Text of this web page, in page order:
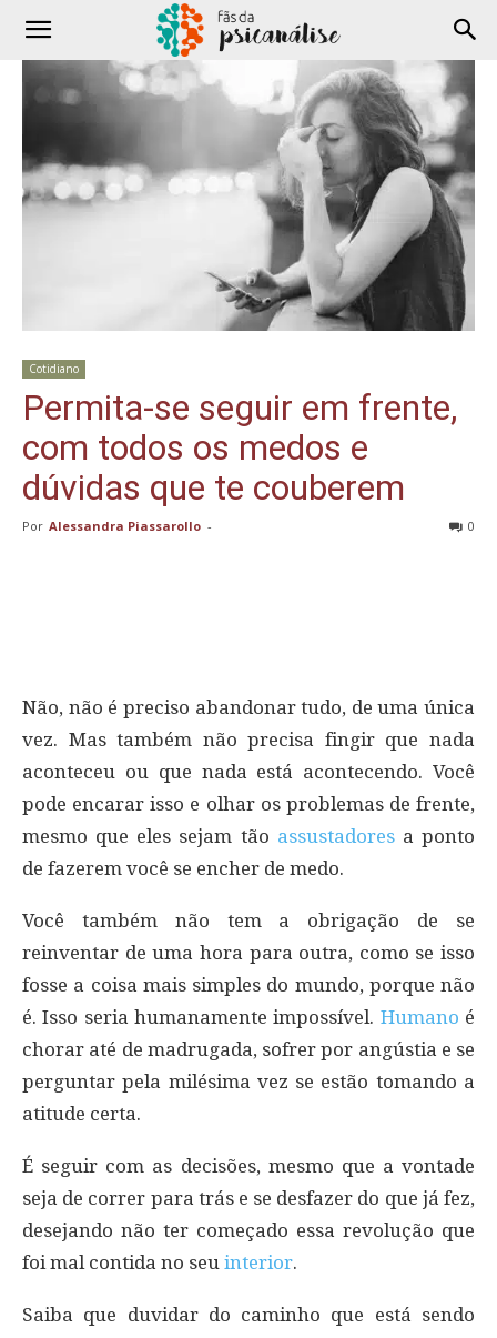
Cotidiano
Permita-se seguir em frente,
com todos os medos e
dúvidas que te couberem
Por Alessandra Piassarollo - 0
Não, não é preciso abandonar tudo, de uma única
vez. Mas também não precisa fingir que nada
aconteceu ou que nada está acontecendo. Você
pode encarar isso e olhar os problemas de frente,
mesmo que eles sejam tão assustadoresa ponto
de fazerem você se encher de medo.
Você também não tem a obrigação de se
reinventar de uma hora para outra, como se isso
fosse a coisa mais simples do mundo, porque não
é. Isso seria humanamente impossível. Humano é
chorar até de madrugada, sofrer por angústia e se
perguntar pela milésima vez se estão tomando a
atitude certa.
É seguir com as decisões, mesmo que a vontade
seja de correr para trás e se desfazer do que já fez,
desejando não ter começado essa revolução que
foi mal contida no seu interior.
Saiba que duvidar do caminho que está sendo